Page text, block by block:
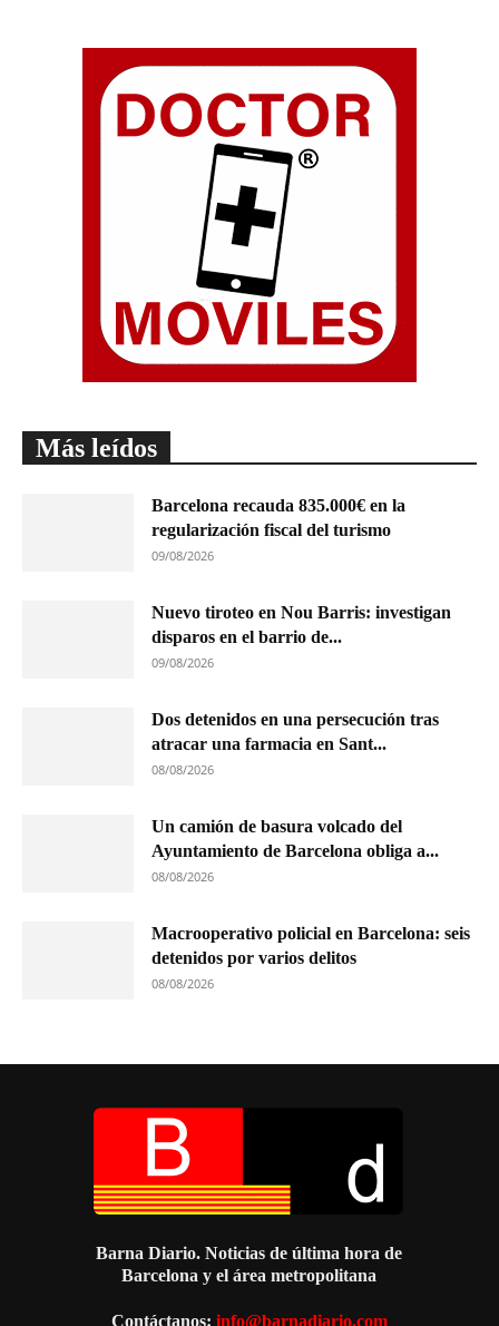
Más leídos
Barcelona recauda 835.000€ en la
regularización fiscal del turismo
09/08/2026
Nuevo tiroteo en Nou Barris: investigan
disparos en el barrio de...
09/08/2026
Dos detenidos en una persecución tras
atracar una farmacia en Sant...
08/08/2026
Un camión de basura volcado del
Ayuntamiento de Barcelona obliga a...
08/08/2026
Macrooperativo policial en Barcelona: seis
detenidos por varios delitos
08/08/2026
Barna Diario. Noticias de última hora de
Barcelona y el área metropolitana
Contáctanos: info@barnadiario.com